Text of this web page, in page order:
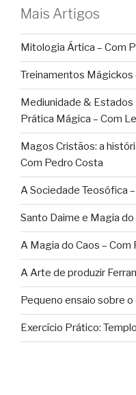
Mais Artigos
Mitologia Ártica – Com
Treinamentos
Mediunidade & Estados
Prática Mágica – Com
Magos Cristãos: a
Com Pedro Costa
A Sociedade Teosófica
Santo Daime e Magia
A Magia do Caos – Com
A Arte de produzir
Pequeno ensaio sobre o
Exercício Prático: